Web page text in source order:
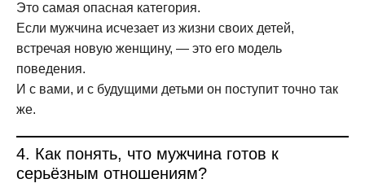
Это самая опасная категория.
Если мужчина исчезает из жизни своих детей,
встречая новую женщину, — это его модель
поведения.
И с вами, и с будущими детьми он поступит точно так
же.
4. Как понять, что мужчина готов к
серьёзным отношениям?